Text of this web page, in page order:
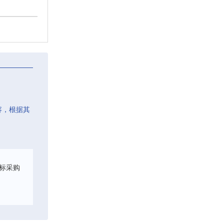
，根据其
采购